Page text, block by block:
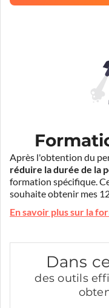
Après l'obtention du
réduire la durée de la
formation spécifique.
souhaite obtenir mes
En savoir plus sur la
Dans
des outils